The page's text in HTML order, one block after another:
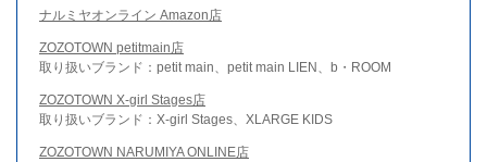
ナルミヤオンライン Amazon店
ZOZOTOWN petitmain店
取り扱いブランド：petit main、petit main LIEN、b・ROOM
ZOZOTOWN X-girl Stages店
取り扱いブランド：X-girl Stages、XLARGE KIDS
ZOZOTOWN NARUMIYA ONLINE店